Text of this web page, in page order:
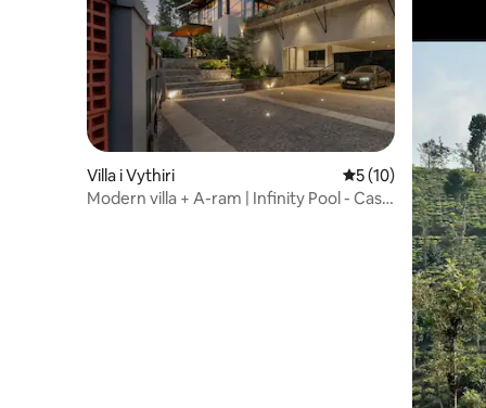
Villa i Vythiri 5 av 5 i
5 (10)
Modern villa + A-ram | Infinity Pool - Casa